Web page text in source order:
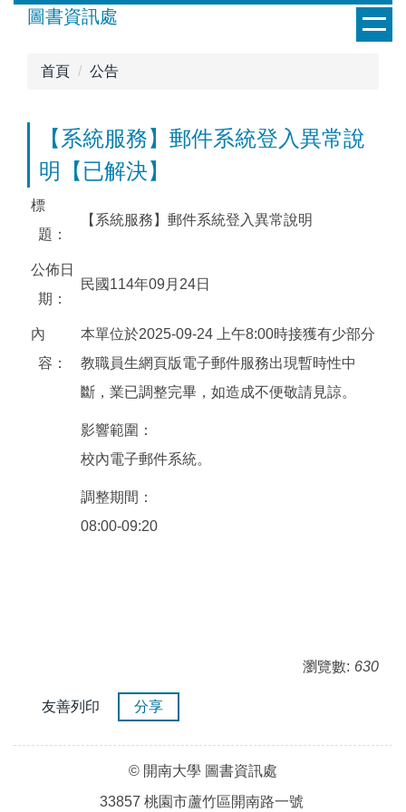
圖書資訊處
首頁 公告
【系統服務】郵件系統登入異常說
明【已解決】
標
題：
【系統服務】郵件系統登入異常說明
公佈日
期：
民國114年09月24日
內
容：
本單位於2025-09-24 上午8:00時接獲有少部分
教職員生網頁版電子郵件服務出現暫時性中
斷，業已調整完畢，如造成不便敬請見諒。
影響範圍：
校內電子郵件系統。
調整期間：
08:00-09:20
瀏覽數: 630
友善列印 分享
© 開南大學 圖書資訊處
33857 桃園市蘆竹區開南路一號